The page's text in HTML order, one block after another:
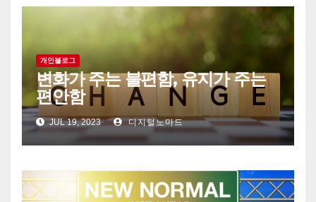
개인블로그
변화가 주는 불편함, 유지가 주는
편안함
JUL 19, 2023 디지털노마드